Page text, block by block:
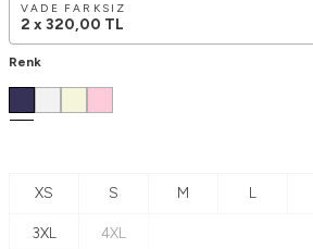
VADE FARKSIZ
2 x 320,00 TL
Renk
XS S M L
3XL 4XL